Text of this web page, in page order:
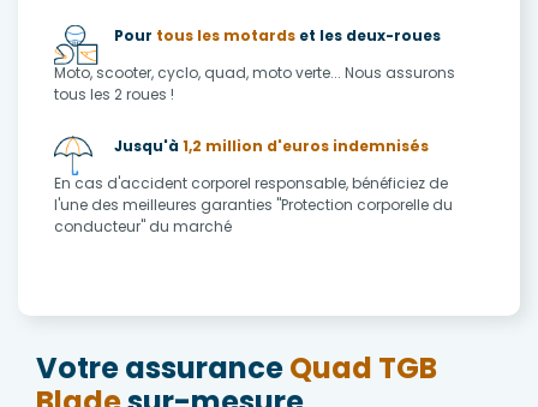
Pour tous les motards et les deux-roues
Moto, scooter, cyclo, quad, moto verte... Nous assurons
tous les 2 roues !
Jusqu'à1,2 million d'euros indemnisés
En cas d'accident corporel responsable, bénéficiez de
l'une des meilleures garanties "Protection corporelle du
conducteur" du marché
Votre assuranceQuad TGB